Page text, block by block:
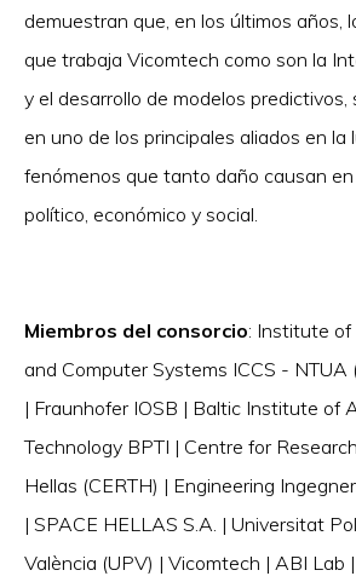
demuestran que, en los últimos años,
que trabaja Vicomtech como son la
y el desarrollo de modelos
en uno de los principales aliados en
fenómenos que tanto daño causan
político, económico y social.
Miembros del consorcio: Institute of
and Computer Systems ICCS - NTUA
| Fraunhofer IOSB | Baltic Institute of
Technology BPTI | Centre for
Hellas (CERTH) | Engineering
| SPACE HELLAS S.A. | Universitat
València (UPV) | Vicomtech | ABI Lab